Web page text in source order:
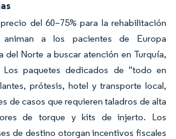
del 60–75% para la rehabilitación
a los pacientes de Europa
del Norte a buscar atención en Turquía,
Los paquetes dedicados de "todo en
prótesis, hotel y transporte local,
de casos que requieren taladros de alta
de torque y kits de injerto. Los
de destino otorgan incentivos fiscales